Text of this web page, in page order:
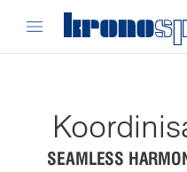
SEAMLESS